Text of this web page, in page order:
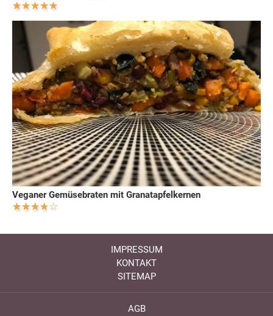
Veganer Gemüsebraten mit Granatapfelkernen
IMPRESSUM
KONTAKT
SITEMAP
AGB